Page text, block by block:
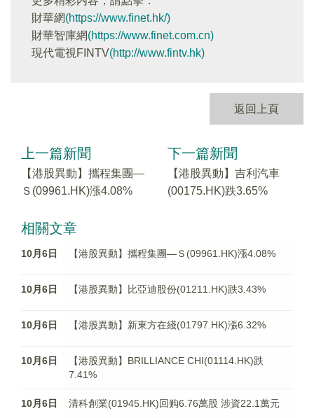
財華網(https://www.finet.hk/)
財華智庫網(https://www.finet.com.cn)
現代電視FINTV(http://www.fintv.hk)
返回上頁
上一篇新聞
【港股異動】攜程集團—
Ｓ(09961.HK)漲4.08%
下一篇新聞
【港股異動】吉利汽車
(00175.HK)跌3.65%
相關文章
10月6日 【港股異動】攜程集團—Ｓ(09961.HK)漲4.08%
10月6日 【港股異動】比亞迪股份(01211.HK)跌3.43%
10月6日 【港股異動】新東方在綫(01797.HK)漲6.32%
10月6日
【港股異動】BRILLIANCE CHI(01114.HK)跌
7.41%
10月6日 清科創業(01945.HK)回购6.76萬股 涉資22.1萬元